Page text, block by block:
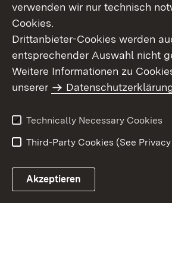
Site Map
Contact
Imprint
Data
verwenden wir nur technisch
Cookies.
Drittanbieter-Cookies werden
entsprechender Auswahl nicht
Weitere Informationen zu
unserer
Technically Necessary Cookies
Third-Party Cookies (See
Akzeptieren